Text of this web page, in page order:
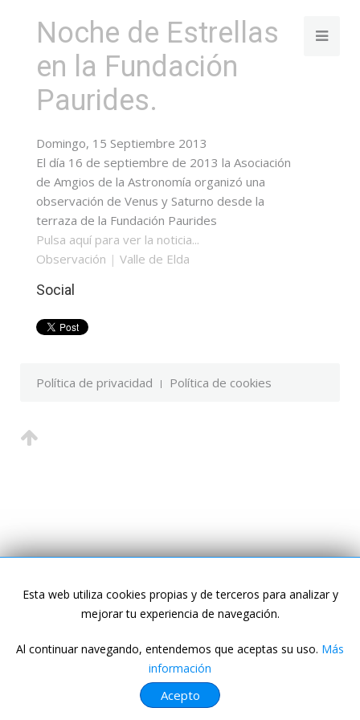
Noche de Estrellas
en la Fundación
Paurides.
Domingo, 15 Septiembre 2013
El día 16 de septiembre de 2013 la Asociación
de Amgios de la Astronomía organizó una
observación de Venus y Saturno desde la
terraza de la Fundación Paurides
Pulsa aquí para ver la noticia...
Observación | Valle de Elda
Social
Esta web utiliza cookies propias y de terceros para analizar y
mejorar tu experiencia de navegación.
Al continuar navegando, entendemos que aceptas su uso. Más
información
Acepto
Política de privacidad Política de cookies